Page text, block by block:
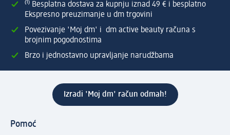
⁽¹⁾ Besplatna dostava za kupnju iznad 49 € i besplatno
Ekspresno preuzimanje u dm trgovini
Povezivanje 'Moj dm' i dm active beauty računa s
brojnim pogodnostima
Brzo i jednostavno upravljanje narudžbama
Izradi 'Moj dm' račun odmah!
Pomoć